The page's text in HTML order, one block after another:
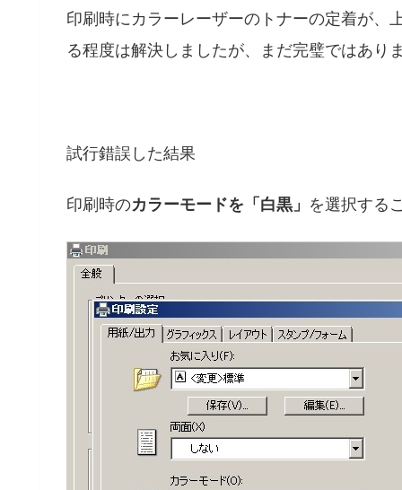
印刷時にカラーレーザーのトナーの定着が、
る程度は解決しましたが、まだ完璧ではありま
試行錯誤した結果
印刷時のカラーモードを「白黒」 を選択する